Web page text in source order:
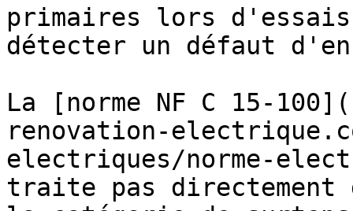
primaires lors d'essais
détecter un défaut
La [norme NF C 15-
renovation-
electriques/norme-
traite pas directement